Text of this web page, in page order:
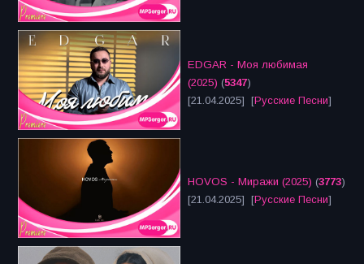
EDGAR - Моя любимая
(2025) (5347)
[21.04.2025] [Русские Песни]
HOVOS - Миражи (2025) (3773)
[21.04.2025] [Русские Песни]